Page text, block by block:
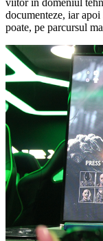
documenteze, iar apoi
poate, pe parcursul